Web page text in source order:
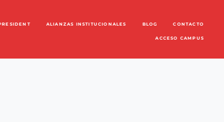
ALIANZAS INSTITUCIONALES BLOG CONTACTO
ACCESO CAMPUS